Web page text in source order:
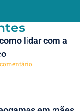
lidar com a